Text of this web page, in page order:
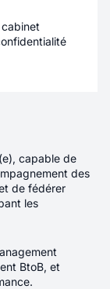
de
matériel
de
Chambéry
40K€ - 45K€
capable de
des
de fédérer
les
BtoB, et